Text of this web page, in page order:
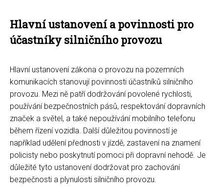
Hlavní ustanovení a povinnosti pro
účastníky silničního provozu
Hlavní ustanovení zákona o provozu na pozemních
komunikacích stanovují povinnosti účastníků silničního
provozu. Mezi ně patří dodržování povolené rychlosti,
používání bezpečnostních pásů, respektování dopravních
značek a světel, a také nepoužívání mobilního telefonu
během řízení vozidla. Další důležitou povinností je
například udělení přednosti v jízdě, zastavení na znamení
policisty nebo poskytnutí pomoci při dopravní nehodě. Je
důležité tyto ustanovení dodržovat pro zachování
bezpečnosti a plynulosti silničního provozu.